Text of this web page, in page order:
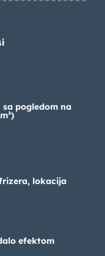
pogledom na
lokacija
efektom